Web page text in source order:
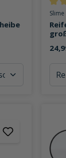
von 0Slime